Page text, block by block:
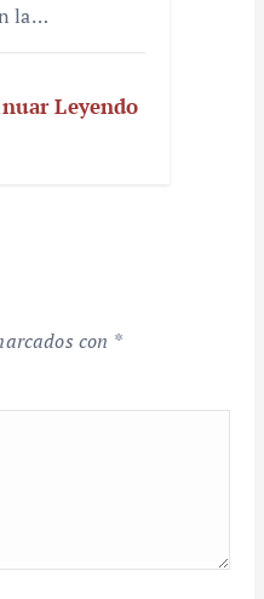
la…
Leyendo
con *